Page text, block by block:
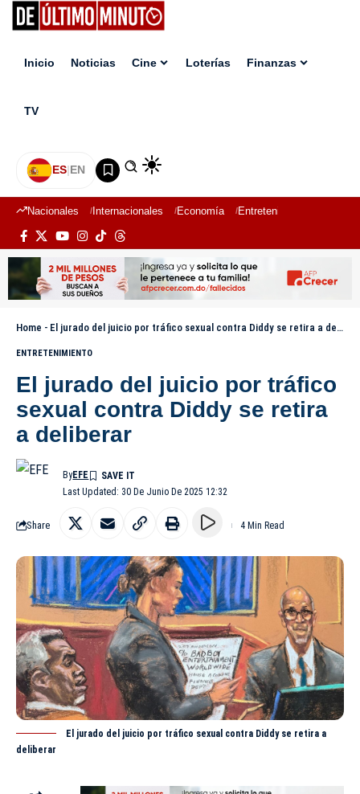
Inicio Noticias Cine Loterías Finanzas
TV
ES|EN
Nacionales Internacionales Economía Entretenimiento
Home - El jurado del juicio por tráfico sexual contra Diddy se retira a deliberar
ENTRETENIMIENTO
El jurado del juicio por tráfico
sexual contra Diddy se retira
a deliberar
Last Updated: 30 De Junio De 2025 12:32
ByEFE
Share 4 Min Read
El jurado del juicio por tráfico sexual contra Diddy se retira a
deliberar